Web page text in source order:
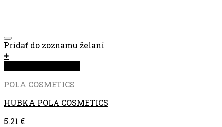
Pridať do zoznamu želaní
+
POLA COSMETICS
HUBKA POLA COSMETICS
5.21 €